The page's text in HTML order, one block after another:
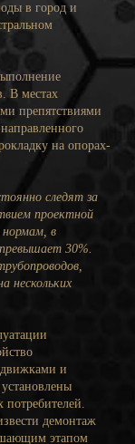
в город и
В местах
препятствиями
на опорах-
следят за
проектной
в
30%.
нескольких
и
демонтаж
этапом